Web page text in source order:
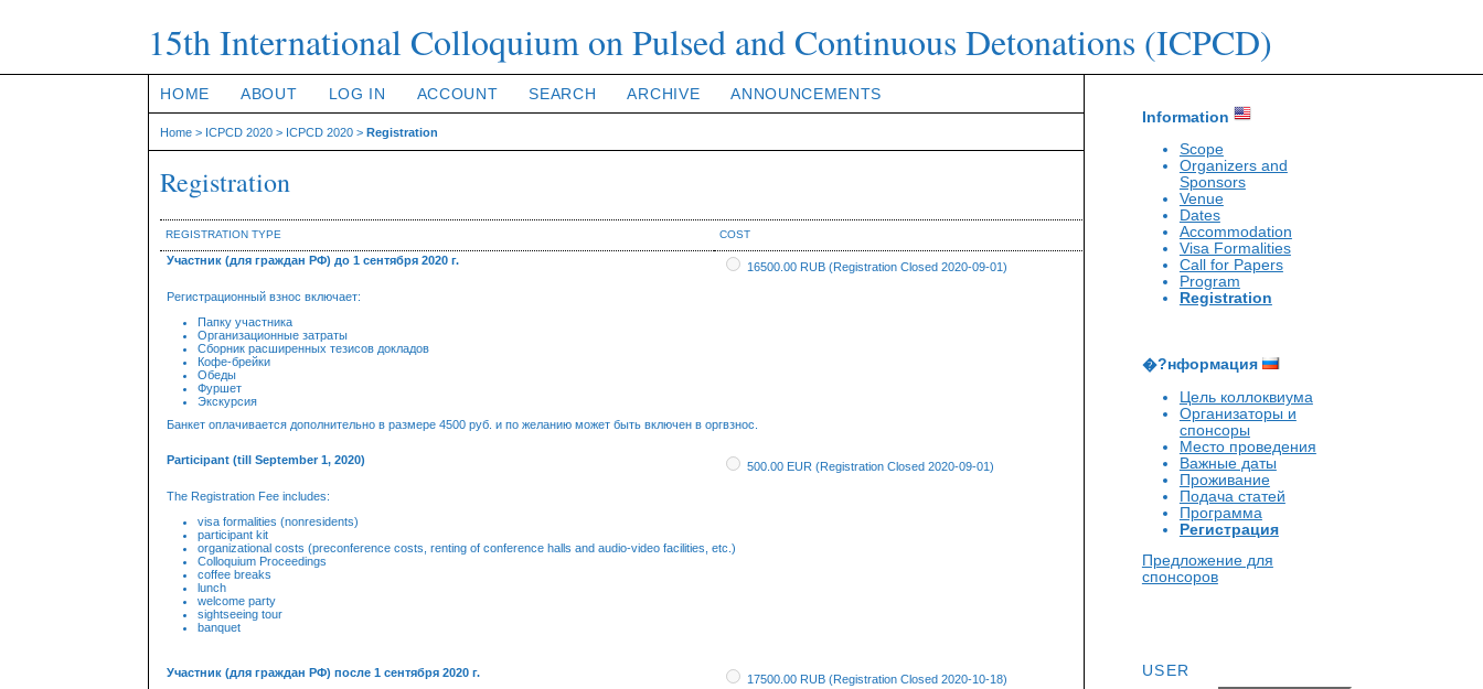
15th International Colloquium on Pulsed and Continuous Detonations (ICPCD)
Information
Scope
Organizers and
Sponsors
Venue
Dates
Accommodation
Visa Formalities
Call for Papers
Program
Registration
�?нформация
Цель коллоквиума
Организаторы и
спонсоры
Место проведения
Важные даты
Проживание
Подача статей
Программа
Регистрация
Предложение для
спонсоров
USER
HOME ABOUT LOG IN ACCOUNT SEARCH ARCHIVE ANNOUNCEMENTS
Home > ICPCD 2020 > ICPCD 2020 >Registration
Registration
REGISTRATION TYPE COST
Участник (для граждан РФ) до 1 сентября 2020 г. 16500.00 RUB (Registration Closed 2020-09-01)
Регистрационный взнос включает:
Папку участника
Организационные затраты
Сборник расширенных тезисов докладов
Кофе-брейки
Обеды
Фуршет
Экскурсия
Банкет оплачивается дополнительно в размере 4500 руб. и по желанию может быть включен в оргвзнос.
Participant (till September 1, 2020) 500.00 EUR (Registration Closed 2020-09-01)
The Registration Fee includes:
visa formalities (nonresidents)
participant kit
organizational costs (preconference costs, renting of conference halls and audio-video facilities, etc.)
Colloquium Proceedings
coffee breaks
lunch
welcome party
sightseeing tour
banquet
Участник (для граждан РФ) после 1 сентября 2020 г. 17500.00 RUB (Registration Closed 2020-10-18)